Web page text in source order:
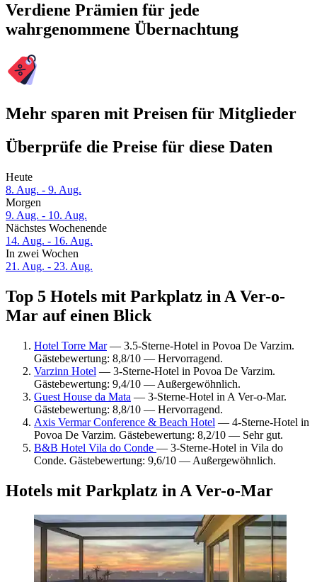
Verdiene Prämien für jede
wahrgenommene Übernachtung
Mehr sparen mit Preisen für Mitglieder
Überprüfe die Preise für diese Daten
Heute
8. Aug. - 9. Aug.
Morgen
9. Aug. - 10. Aug.
Nächstes Wochenende
14. Aug. - 16. Aug.
In zwei Wochen
21. Aug. - 23. Aug.
Top 5 Hotels mit Parkplatz in A Ver-o-
Mar auf einen Blick
Hotel Torre Mar— 3.5-Sterne-Hotel in Povoa De Varzim.
Gästebewertung: 8,8/10 — Hervorragend.
Varzinn Hotel — 3-Sterne-Hotel in Povoa De Varzim.
Gästebewertung: 9,4/10 — Außergewöhnlich.
Guest House da Mata — 3-Sterne-Hotel in A Ver-o-Mar.
Gästebewertung: 8,8/10 — Hervorragend.
Axis Vermar Conference & Beach Hotel — 4-Sterne-Hotel in
Povoa De Varzim. Gästebewertung: 8,2/10 — Sehr gut.
B&B Hotel Vila do Conde — 3-Sterne-Hotel in Vila do
Conde. Gästebewertung: 9,6/10 — Außergewöhnlich.
Hotels mit Parkplatz in A Ver-o-Mar